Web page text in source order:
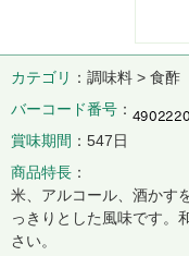
カテゴリ
調味料 > 食酢
バーコード番号
賞味期間
547日
商品特長
米、アルコール、酒かす
っきりとした風味です。
さい。